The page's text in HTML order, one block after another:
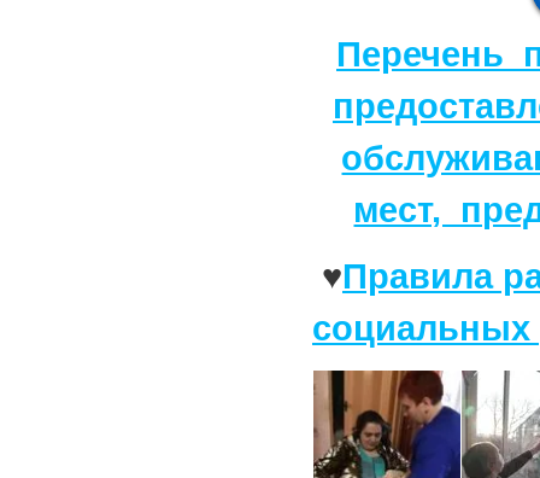
Перечень
мест,
♥Правила
социальных